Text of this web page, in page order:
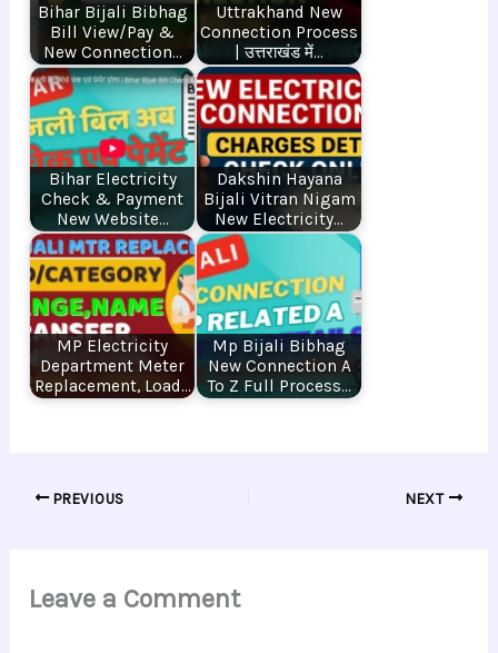
Bihar Bijali Bibhag
Bill View/Pay &
New Connection…
Uttrakhand New
Connection Process
| उत्तराखंड में…
Bihar Electricity
Check & Payment
New Website…
Dakshin Hayana
Bijali Vitran Nigam
New Electricity…
MP Electricity
Department Meter
Replacement, Load…
Mp Bijali Bibhag
New Connection A
To Z Full Process…
PREVIOUS NEXT
Leave a Comment